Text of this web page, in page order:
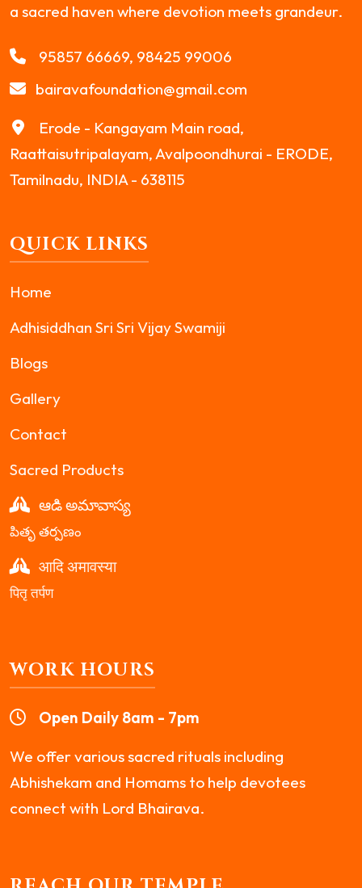
a sacred haven where devotion meets grandeur.
95857 66669, 98425 99006
bairavafoundation@gmail.com
Erode - Kangayam Main road,
Raattaisutripalayam, Avalpoondhurai - ERODE,
Tamilnadu, INDIA - 638115
QUICK LINKS
Home
Adhisiddhan Sri Sri Vijay Swamiji
Blogs
Gallery
Contact
Sacred Products
ఆడి అమావాస్య
పితృ తర్పణం
आदि अमावस्या
पितृ तर्पण
WORK HOURS
Open Daily 8am - 7pm
We offer various sacred rituals including
Abhishekam and Homams to help devotees
connect with Lord Bhairava.